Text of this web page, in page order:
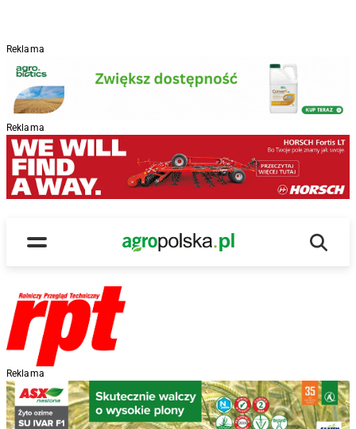
Reklama
Reklama
Menu
Main Logo
Reklama